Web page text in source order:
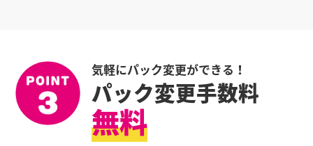
気軽にパック変更ができる！
パック変更手数料
無料